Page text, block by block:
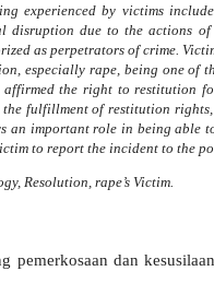
experienced by victims
disruption due to the actions
as perpetrators of crime.
especially rape, being one of
affirmed the right to restitution
fulfillment of restitution
an important role in being able
to report the incident to the
Resolution, rape’s Victim
pemerkosaan dan